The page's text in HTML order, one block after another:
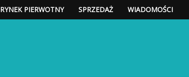
RYNEK PIERWOTNY SPRZEDAŻ WIADOMOŚCI